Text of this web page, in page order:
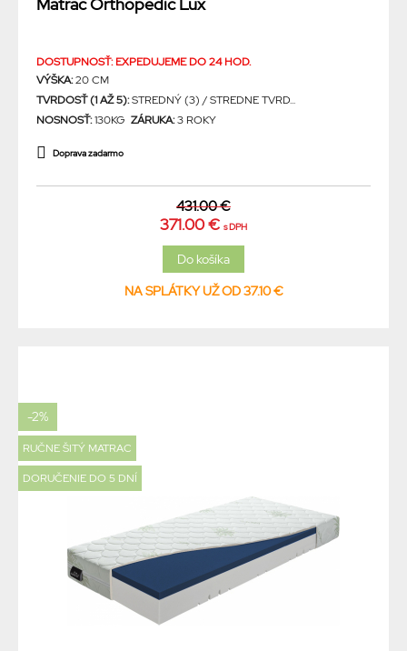
Matrac Orthopedic Lux
DOSTUPNOSŤ: EXPEDUJEME DO 24 HOD.
VÝŠKA:20 CM
TVRDOSŤ (1 AŽ 5):STREDNÝ (3) / STREDNE TVRD...
NOSNOSŤ:130KG ZÁRUKA:3 ROKY
Doprava zadarmo
431.00 €
371.00 € s DPH
NA SPLÁTKY UŽ OD 37.10 €
-2%
RUČNE ŠITÝ MATRAC
DORUČENIE DO 5 DNÍ